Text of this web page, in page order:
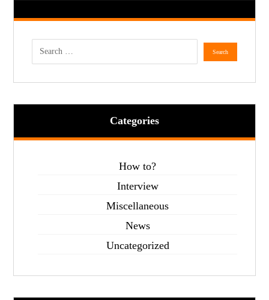
Categories
How to?
Interview
Miscellaneous
News
Uncategorized